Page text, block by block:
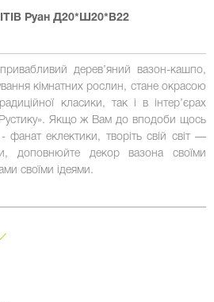
Руан Д20*Ш20*В22
дерев’яний вазон-кашпо,
кімнатних рослин, стане окрасою
класики, так і в інтер’єрах
Якщо ж Вам до вподоби щось
фанат еклектики, творіть свій світ —
доповнюйте декор вазона своїми
своїми ідеями.